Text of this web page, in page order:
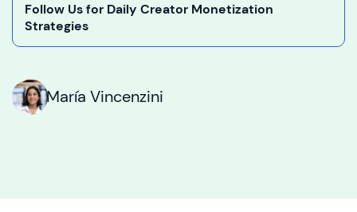
Follow Us for Daily Creator Monetization
Strategies
María Vincenzini